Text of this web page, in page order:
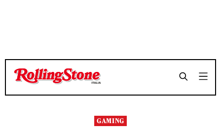
TEMPO DI LETTURA 3 MINUTI SHARE
TEMPO DI LETTURA 3 MINUTI SHARE
GAMING